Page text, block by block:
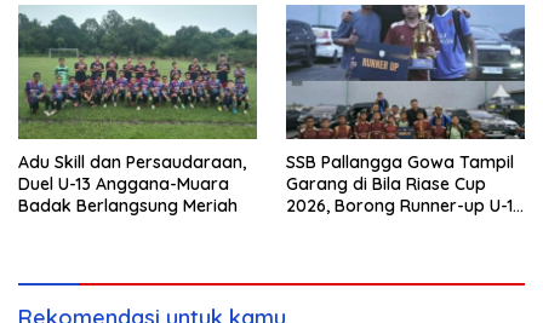
Adu Skill dan Persaudaraan,
Duel U-13 Anggana-Muara
Badak Berlangsung Meriah
SSB Pallangga Gowa Tampil
Garang di Bila Riase Cup
2026, Borong Runner-up U-10
Rekomendasi untuk kamu